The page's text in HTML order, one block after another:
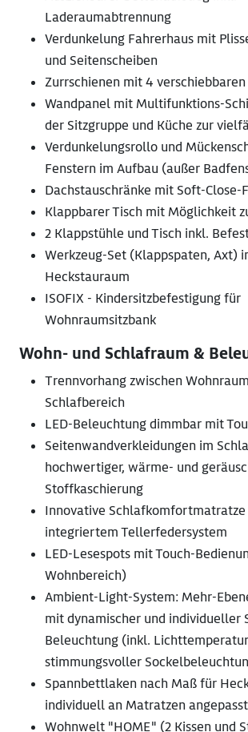
Laderaumabtrennung
Verdunkelung Fahrerhaus mit
und Seitenscheiben
Zurrschienen mit 4
Wandpanel mit Multifunktions-
der Sitzgruppe und Küche zur
Verdunkelungsrollo und
Fenstern im Aufbau (außer
Dachstauschränke mit Soft-Close-
Klappbarer Tisch mit Möglichkeit
2 Klappstühle und Tisch inkl.
Werkzeug-Set (Klappspaten, Axt)
Heckstauraum
ISOFIX - Kindersitzbefestigung für
Wohnraumsitzbank
Wohn- und Schlafraum &
Trennvorhang zwischen
Schlafbereich
LED-Beleuchtung dimmbar mit
Seitenwandverkleidungen im
hochwertiger, wärme- und
Stoffkaschierung
Innovative
integriertem Tellerfedersystem
LED-Lesespots mit Touch-
Wohnbereich)
Ambient-Light-System: Mehr-
mit dynamischer und individueller
Beleuchtung (inkl.
stimmungsvoller
Spannbettlaken nach Maß für
individuell an Matratzen angepasst
Wohnwelt "HOME" (2 Kissen und